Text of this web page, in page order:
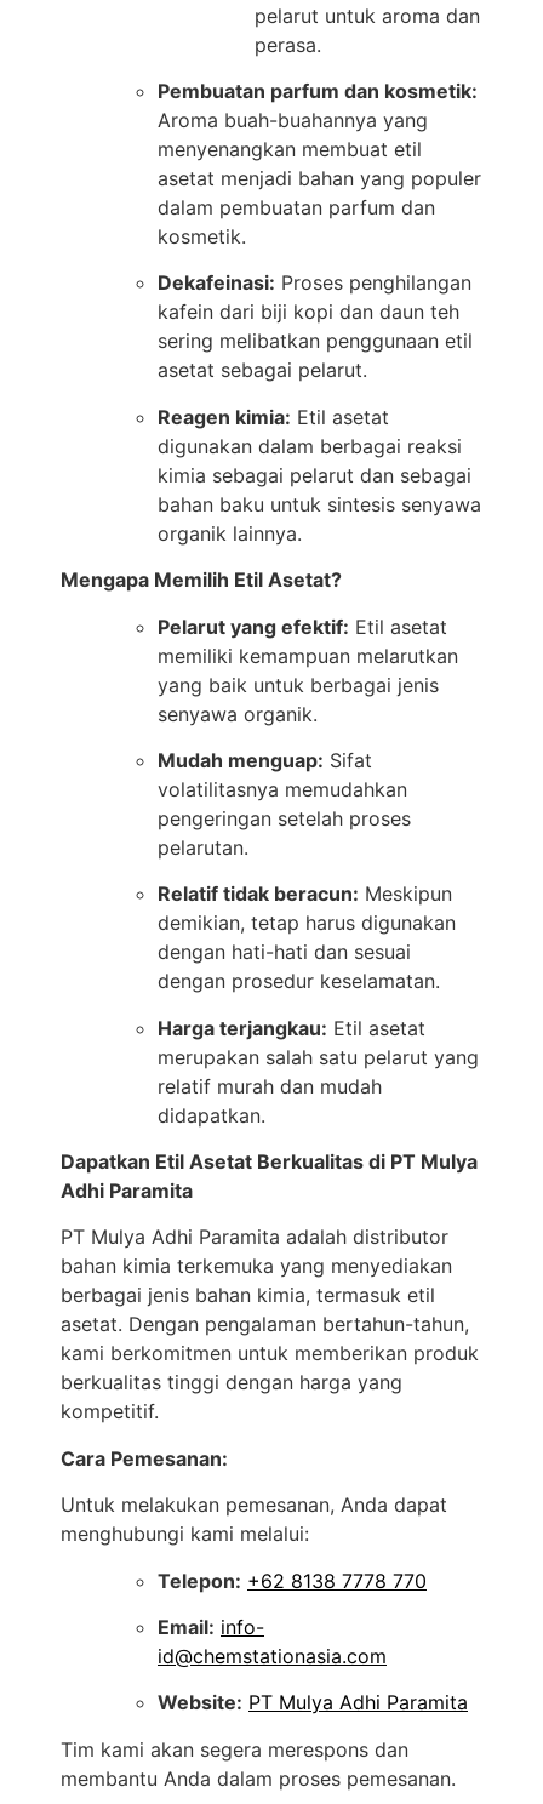
pelarut untuk aroma dan
perasa.
Pembuatan parfum dan kosmetik:
Aroma buah-buahannya yang
menyenangkan membuat etil
asetat menjadi bahan yang populer
dalam pembuatan parfum dan
kosmetik.
Dekafeinasi: Proses penghilangan
kafein dari biji kopi dan daun teh
sering melibatkan penggunaan etil
asetat sebagai pelarut.
Reagen kimia: Etil asetat
digunakan dalam berbagai reaksi
kimia sebagai pelarut dan sebagai
bahan baku untuk sintesis senyawa
organik lainnya.
Mengapa Memilih Etil Asetat?
Pelarut yang efektif: Etil asetat
memiliki kemampuan melarutkan
yang baik untuk berbagai jenis
senyawa organik.
Mudah menguap: Sifat
volatilitasnya memudahkan
pengeringan setelah proses
pelarutan.
Relatif tidak beracun: Meskipun
demikian, tetap harus digunakan
dengan hati-hati dan sesuai
dengan prosedur keselamatan.
Harga terjangkau: Etil asetat
merupakan salah satu pelarut yang
relatif murah dan mudah
didapatkan.
Dapatkan Etil Asetat Berkualitas di PT Mulya
Adhi Paramita
PT Mulya Adhi Paramita adalah distributor
bahan kimia terkemuka yang menyediakan
berbagai jenis bahan kimia, termasuk etil
asetat. Dengan pengalaman bertahun-tahun,
kami berkomitmen untuk memberikan produk
berkualitas tinggi dengan harga yang
kompetitif.
Cara Pemesanan:
Untuk melakukan pemesanan, Anda dapat
menghubungi kami melalui:
Telepon: +62 8138 7778 770
Email: info-
id@chemstationasia.com
Website: PT Mulya Adhi Paramita
Tim kami akan segera merespons dan
membantu Anda dalam proses pemesanan.